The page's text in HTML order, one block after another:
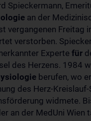
Spieckermann,
an der
vergangenen Freitag
verstorben.
Experte für
des Herzens. 1984
berufen, wo
des Herz-
widmete.
an der MedUni Wien